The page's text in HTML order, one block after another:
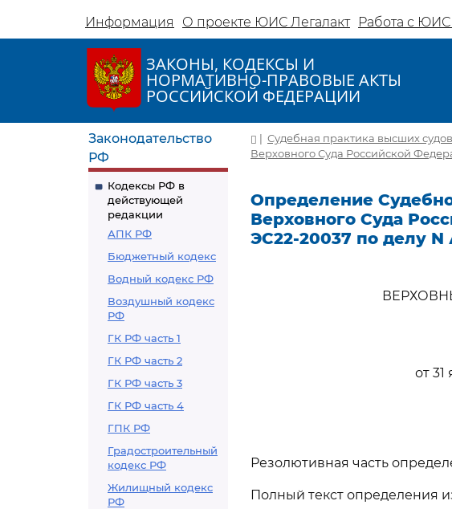
Информация О проекте ЮИС Легалакт Работа с ЮИС
ЗАКОНЫ, КОДЕКСЫ И
НОРМАТИВНО-ПРАВОВЫЕ АКТЫ
РОССИЙСКОЙ ФЕДЕРАЦИИ
Законодательство
РФ
Кодексы РФ в
действующей
редакции
АПК РФ
Бюджетный кодекс
Водный кодекс РФ
Воздушный кодекс
РФ
ГК РФ часть 1
ГК РФ часть 2
ГК РФ часть 3
ГК РФ часть 4
ГПК РФ
Градостроительный
кодекс РФ
Жилищный кодекс
РФ
| Судебная практика высших
Верховного Суда Российской
Определение
Верховного Суда
ЭС22-20037 по делу N
от
Резолютивная часть
Полный текст определения